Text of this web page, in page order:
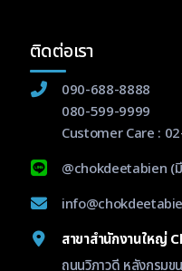
ติดต่อเรา
090-688-8888
080-599-9999
Customer Care :
@chokdeetabien (
สาขาสำนักงานใหญ่
ถนนวิภาวดี หลังกรมข